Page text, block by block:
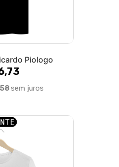
Piologo
sem juros